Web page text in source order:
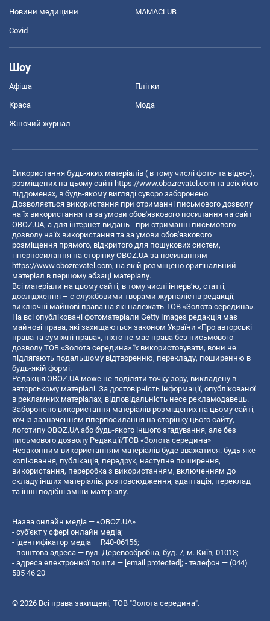
Новини медицини MAMACLUB
Covid
Шоу
Афіша Плітки
Краса Мода
Жіночий журнал
Використання будь-яких матеріалів ( в тому числі фото- та відео-),
розміщених на цьому сайті https://www.obozrevatel.com та всіх його
піддоменах, в будь-якому вигляді суворо заборонено.
Дозволяється використання при отриманні письмового дозволу
на їх використання та за умови обов'язкового посилання на сайт
OBOZ.UA, а для інтернет-видань - при отриманні письмового
дозволу на їх використання та за умови обов'язкового
розміщення прямого, відкритого для пошукових систем,
гіперпосилання на сторінку OBOZ.UA за посиланням
https://www.obozrevatel.com, на якій розміщено оригінальний
матеріал в першому абзаці матеріалу.
Всі матеріали на цьому сайті, в тому числі інтерв’ю, статті,
дослідження – є службовими творами журналістів редакції,
виключні майнові права на які належать ТОВ «Золота середина».
На всі опубліковані фотоматеріали Getty Images редакція має
майнові права, які захищаються законом України «Про авторські
права та суміжні права», ніхто не має права без письмового
дозволу ТОВ «Золота середина» їх використовувати, вони не
підлягають подальшому відтворенню, перекладу, поширенню в
будь-якій формі.
Редакція OBOZ.UA може не поділяти точку зору, викладену в
авторському матеріалі. За достовірність інформації, опублікованої
в рекламних матеріалах, відповідальність несе рекламодавець.
Заборонено використання матеріалів розміщених на цьому сайті,
хоч із зазначенням гіперпосилання на сторінку цього сайту,
логотипу OBOZ.UA або будь-якого іншого згадування, але без
письмового дозволу Редакції/ТОВ «Золота середина»
Незаконним використанням матеріалів буде вважатися: будь-яке
копiювання, публiкацiя, передрук, наступне поширення,
використання, переробка з використанням, включенням до
складу інших матеріалів, розповсюдження, адаптація, переклад
та інші подібні зміни матеріалу.
Назва онлайн медіа — «OBOZ.UA»
- суб'єкт у сфері онлайн медіа;
- ідентифікатор медіа — R40-06156;
- поштова адреса — вул. Деревообробна, буд. 7, м. Київ, 01013;
- адреса електронної пошти — [email protected]; - телефон — (044)
585 46 20
© 2026 Всі права захищені, ТОВ "Золота середина".